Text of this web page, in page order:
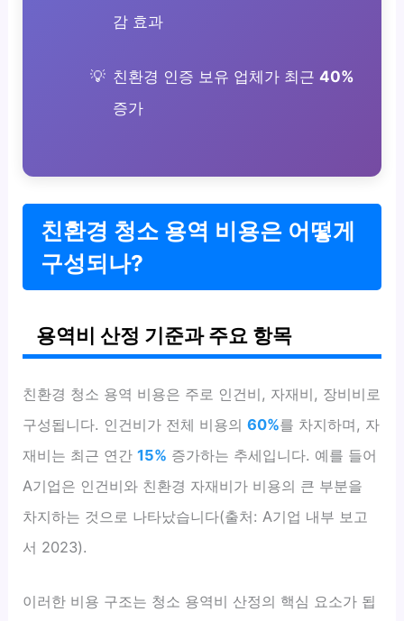
감 효과
친환경 인증 보유 업체가 최근 40%
증가
친환경 청소 용역 비용은 어떻게
구성되나?
용역비 산정 기준과 주요 항목
친환경 청소 용역 비용은 주로 인건비, 자재비, 장비비로
구성됩니다. 인건비가 전체 비용의60%를 차지하며, 자
재비는 최근 연간15% 증가하는 추세입니다. 예를 들어
A기업은 인건비와 친환경 자재비가 비용의 큰 부분을
차지하는 것으로 나타났습니다(출처: A기업 내부 보고
서 2023).
이러한 비용 구조는 청소 용역비 산정의 핵심 요소가 됩